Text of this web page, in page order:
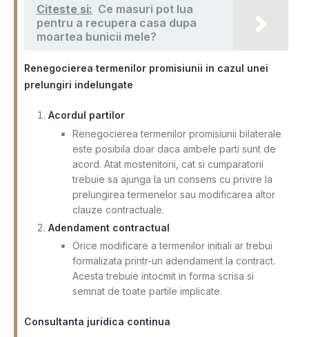
Citeste si: Ce masuri pot lua
pentru a recupera casa dupa
moartea bunicii mele?
Renegocierea termenilor promisiunii in cazul unei
prelungiri indelungate
Acordul partilor
Renegocierea termenilor promisiunii bilaterale
este posibila doar daca ambele parti sunt de
acord. Atat mostenitorii, cat si cumparatorii
trebuie sa ajunga la un consens cu privire la
prelungirea termenelor sau modificarea altor
clauze contractuale.
Adendament contractual
Orice modificare a termenilor initiali ar trebui
formalizata printr-un adendament la contract.
Acesta trebuie intocmit in forma scrisa si
semnat de toate partile implicate.
Consultanta juridica continua